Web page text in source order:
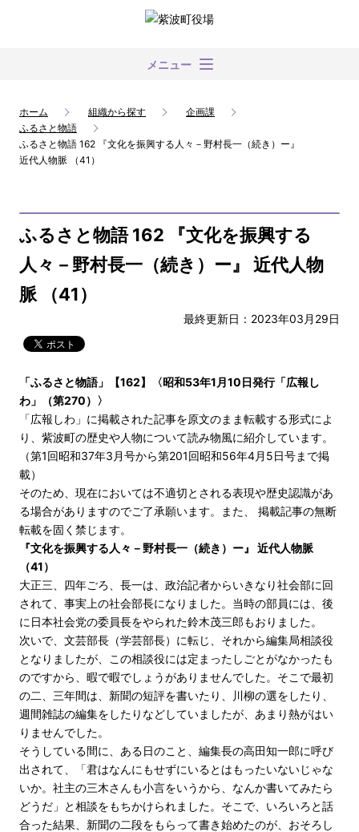
メニュー
ホーム 組織から探す
企画課
ふるさと物語
ふるさと物語 162 『文化を振興する人々－野村長一（続き）ー』
近代人物脈 （41）
ふるさと物語 162 『文化を振興する
人々－野村長一（続き）ー』 近代人物
脈 （41）
最終更新日：2023年03月29日
「ふるさと物語」【162】〈昭和53年1月10日発行「広報し
わ」（第270）〉
「広報しわ」に掲載された記事を原文のまま転載する形式によ
り、紫波町の歴史や人物について読み物風に紹介しています。
（第1回昭和37年3月号から第201回昭和56年4月5日号まで掲
載）
そのため、現在においては不適切とされる表現や歴史認識があ
る場合がありますのでご了承願います。また、 掲載記事の無断
転載を固く禁じます。
『文化を振興する人々－野村長一（続き）ー』 近代人物脈
（41）
大正三、四年ごろ、長一は、政治記者からいきなり社会部に回
されて、事実上の社会部長になりました。当時の部員には、後
に日本社会党の委員長をやられた鈴木茂三郎もおりました。
次いで、文芸部長（学芸部長）に転じ、それから編集局相談役
となりましたが、この相談役には定まったしごとがなかったも
のですから、暇で暇でしょうがありませんでした。そこで最初
の二、三年間は、新聞の短評を書いたり、川柳の選をしたり、
週間雑誌の編集をしたりなどしていましたが、あまり熱がはい
りませんでした。
そうしている間に、ある日のこと、編集長の高田知一郎に呼び
出されて、「君はなんにもせずにいるとはもったいないじゃな
いか。社主の三木さんも小言をいうから、なんか書いてみたら
どうだ」と相談をもちかけられました。そこで、いろいろと話
合った結果、新聞の二段をもらって書き始めたのが、おそろし